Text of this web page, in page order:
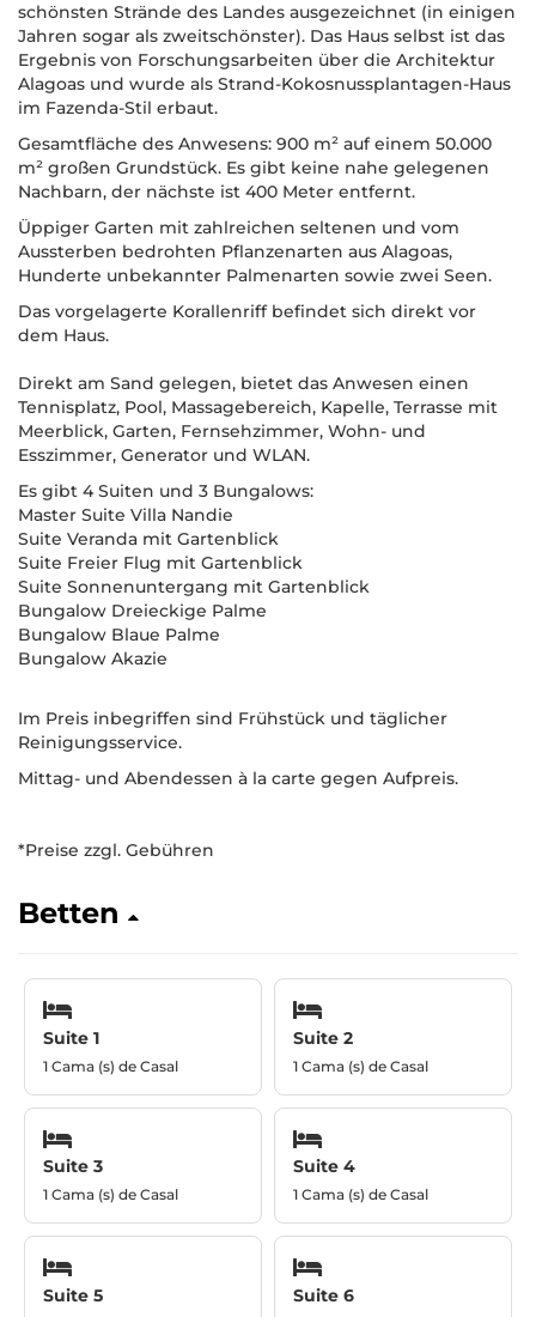
schönsten Strände des Landes ausgezeichnet (in einigen
Jahren sogar als zweitschönster). Das Haus selbst ist das
Ergebnis von Forschungsarbeiten über die Architektur
Alagoas und wurde als Strand-Kokosnussplantagen-Haus
im Fazenda-Stil erbaut.
Gesamtfläche des Anwesens: 900 m² auf einem 50.000
m² großen Grundstück. Es gibt keine nahe gelegenen
Nachbarn, der nächste ist 400 Meter entfernt.
Üppiger Garten mit zahlreichen seltenen und vom
Aussterben bedrohten Pflanzenarten aus Alagoas,
Hunderte unbekannter Palmenarten sowie zwei Seen.
Das vorgelagerte Korallenriff befindet sich direkt vor
dem Haus.
Direkt am Sand gelegen, bietet das Anwesen einen
Tennisplatz, Pool, Massagebereich, Kapelle, Terrasse mit
Meerblick, Garten, Fernsehzimmer, Wohn- und
Esszimmer, Generator und WLAN.
Es gibt 4 Suiten und 3 Bungalows:
Master Suite Villa Nandie
Suite Veranda mit Gartenblick
Suite Freier Flug mit Gartenblick
Suite Sonnenuntergang mit Gartenblick
Bungalow Dreieckige Palme
Bungalow Blaue Palme
Bungalow Akazie
Im Preis inbegriffen sind Frühstück und täglicher
Reinigungsservice.
Mittag- und Abendessen à la carte gegen Aufpreis.
*Preise zzgl. Gebühren
Betten
Suite 1
1 Cama (s) de Casal
Suite 2
1 Cama (s) de Casal
Suite 3
1 Cama (s) de Casal
Suite 4
1 Cama (s) de Casal
Suite 5 Suite 6